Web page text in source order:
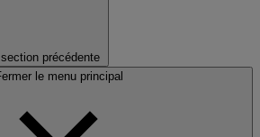
précédente
le menu principal